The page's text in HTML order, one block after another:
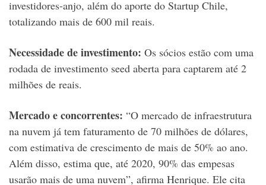
investidores-anjo, além do aporte do Startup Chile,
totalizando mais de 600 mil reais.
Necessidade de investimento: Os sócios estão com uma
rodada de investimento seed aberta para captarem até 2
milhões de reais.
Mercado e concorrentes: “O mercado de infraestrutura
na nuvem já tem faturamento de 70 milhões de dólares,
com estimativa de crescimento de mais de 50% ao ano.
Além disso, estima que, até 2020, 90% das empesas
usarão mais de uma nuvem”, afirma Henrique. Ele cita